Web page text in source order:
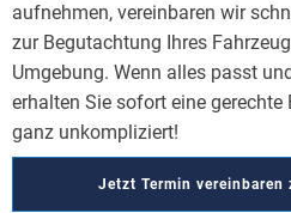
aufnehmen, vereinbaren wir
zur Begutachtung Ihres
Umgebung. Wenn alles passt
erhalten Sie sofort eine
ganz unkompliziert!
Jetzt Termin vereinbaren